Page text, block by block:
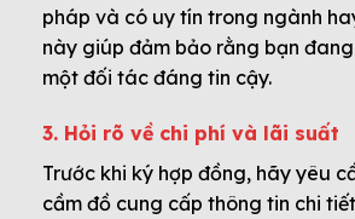
pháp và có uy tín trong ngành
này giúp đảm bảo rằng bạn
một đối tác đáng tin cậy.
3. Hỏi rõ về chi phí và lãi suất
Trước khi ký hợp đồng, hãy yêu
cầm đồ cung cấp thông tin chi